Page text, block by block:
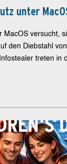
unter
MacOS versucht,
den Diebstahl
treten in